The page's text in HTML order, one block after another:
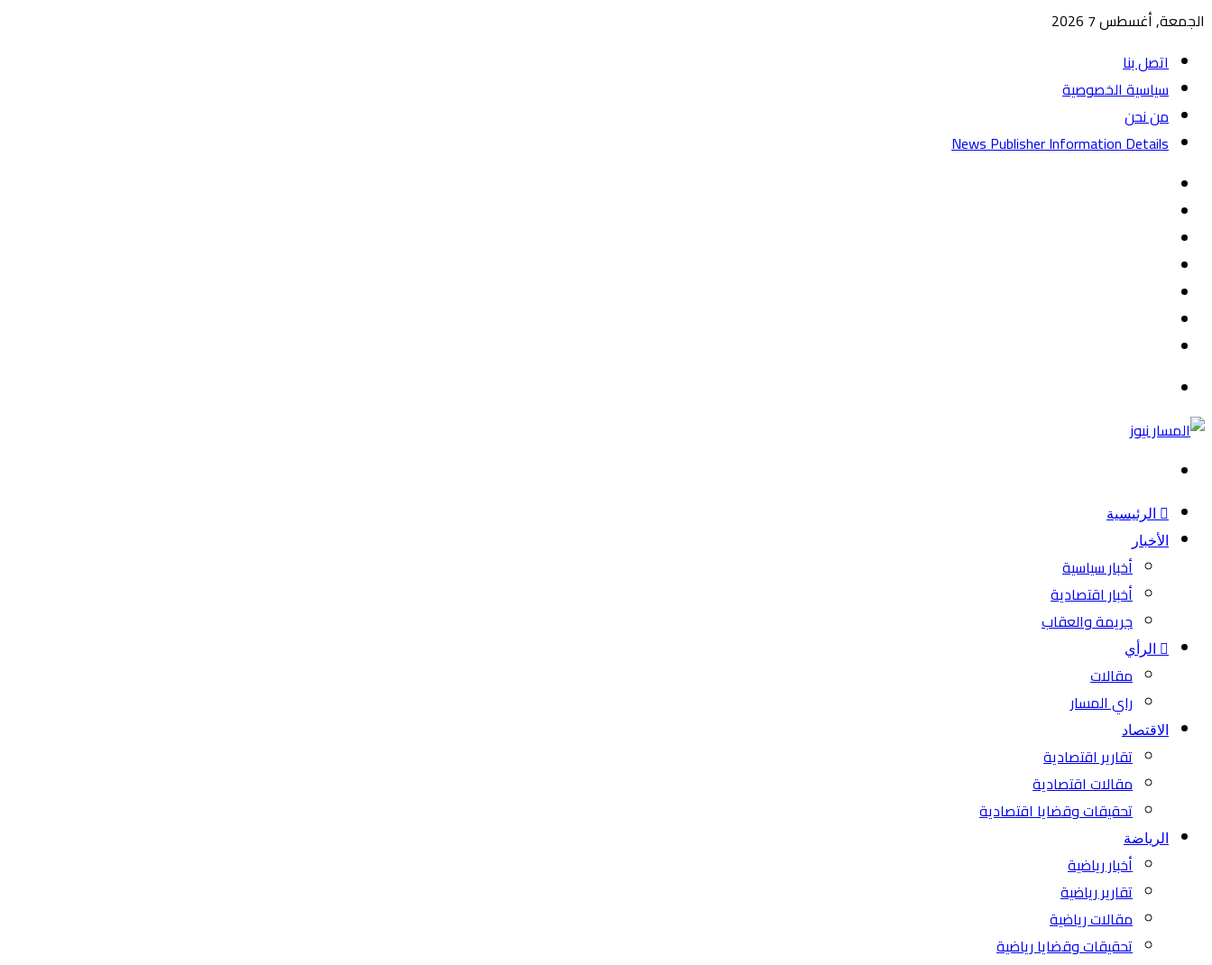
الجمعة, أغسطس 7 2026
اتصل بنا
سياسية الخصوصية
من نحن
News Publisher Information Details
الرئيسية
الأخبار
أخبار سياسية
أخبار اقتصادية
جريمة والعقاب
الرأي
مقالات
راي المسار
الاقتصاد
تقارير اقتصادية
مقالات اقتصادية
تحقيقات وقضايا اقتصادية
الرياضة
أخبار رياضية
تقارير رياضية
مقالات رياضية
تحقيقات وقضايا رياضية